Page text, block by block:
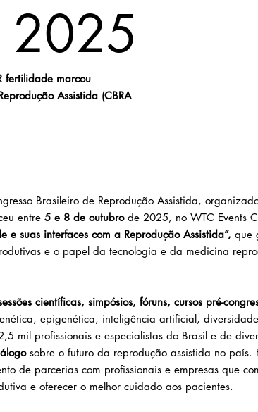
2025
fertilidade marcou
Assistida (CBRA
Brasileiro de Reprodução Assistida,
entre 5 e 8 de outubrode 2025, no WTC Events
e suas interfaces com a Reprodução Assistida”, que
e o papel da tecnologia e da medicina
científicas, simpósios, fóruns, cursos pré-
epigenética, inteligência artificial,
mil profissionais e especialistas do Brasil e de
sobre o futuro da reprodução assistida no país.
de parcerias com profissionais e empresas que
e oferecer o melhor cuidado aos pacientes.